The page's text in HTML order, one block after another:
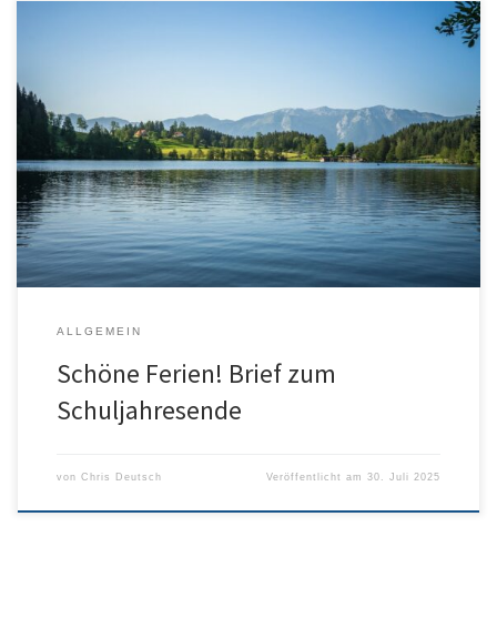
Liebe Schulgemeinschaft, wir wünschen allen erholsame und
schöne Sommerferien! Hier kommt Brief zum Schuljahresende von
Frau Hinsberger-Boguski:
ALLGEMEIN
Schöne Ferien! Brief zum
Schuljahresende
von Chris Deutsch Veröffentlicht am30. Juli 2025